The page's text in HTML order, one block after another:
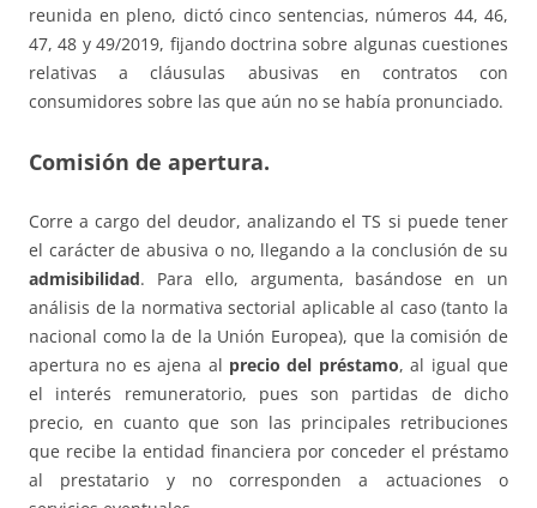
reunida en pleno, dictó cinco sentencias, números 44, 46,
47, 48 y 49/2019, fijando doctrina sobre algunas cuestiones
relativas a cláusulas abusivas en contratos con
consumidores sobre las que aún no se había pronunciado.
Comisión de apertura.
Corre a cargo del deudor, analizando el TS si puede tener
el carácter de abusiva o no, llegando a la conclusión de su
admisibilidad. Para ello, argumenta, basándose en un
análisis de la normativa sectorial aplicable al caso (tanto la
nacional como la de la Unión Europea), que la comisión de
apertura no es ajena al precio del préstamo, al igual que
el interés remuneratorio, pues son partidas de dicho
precio, en cuanto que son las principales retribuciones
que recibe la entidad financiera por conceder el préstamo
al prestatario y no corresponden a actuaciones o